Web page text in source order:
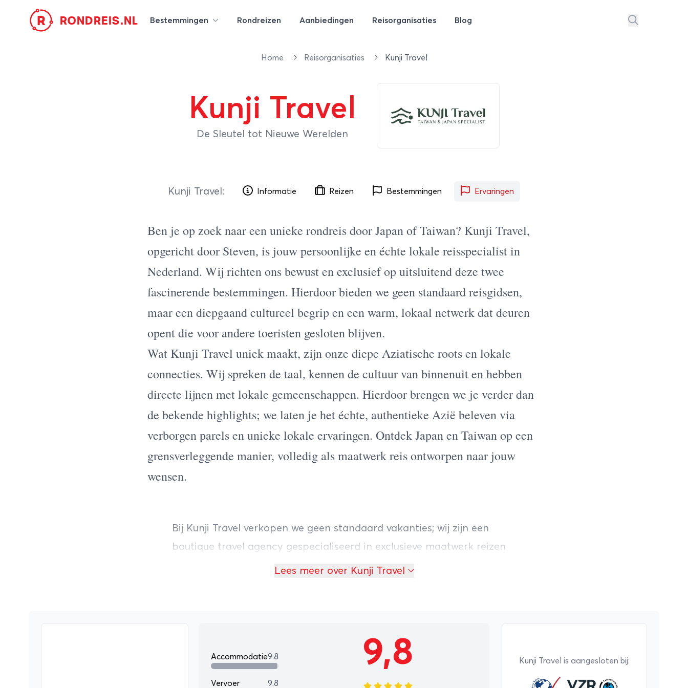
R RONDREIS.NL Bestemmingen Rondreizen Aanbiedingen Reisorganisaties Blog
Home Reisorganisaties Kunji Travel
Kunji Travel
De Sleutel tot Nieuwe Werelden
Kunji Travel : Informatie Reizen Bestemmingen Ervaringen
Ben je op zoek naar een unieke rondreis door Japan of Taiwan? Kunji Travel,
opgericht door Steven, is jouw persoonlijke en échte lokale reisspecialist in
Nederland. Wij richten ons bewust en exclusief op uitsluitend deze twee
fascinerende bestemmingen. Hierdoor bieden we geen standaard reisgidsen,
maar een diepgaand cultureel begrip en een warm, lokaal netwerk dat deuren
opent die voor andere toeristen gesloten blijven.
Wat Kunji Travel uniek maakt, zijn onze diepe Aziatische roots en lokale
connecties. Wij spreken de taal, kennen de cultuur van binnenuit en hebben
directe lijnen met lokale gemeenschappen. Hierdoor brengen we je verder dan
de bekende highlights; we laten je het échte, authentieke Azië beleven via
verborgen parels en unieke lokale ervaringen. Ontdek Japan en Taiwan op een
grensverleggende manier, volledig als maatwerk reis ontworpen naar jouw
wensen.
Bij Kunji Travel verkopen we geen standaard vakanties; wij zijn een
boutique travel agency gespecialiseerd in exclusieve maatwerk reizen
naar Japan en Taiwan. Wij geloven dat een reis naar Azië een
massatoerisme, maar een intieme, hoogwaardige en op maat
gemaakte reiservaring met oog voor elk detail.
Lees meer over Kunji Travel
Accommodatie9.8
Vervoer 9.8
9,8 Kunji Travel is aangesloten bij: